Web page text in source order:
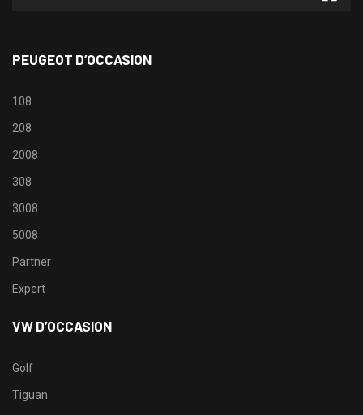
PEUGEOT D’OCCASION
108
208
2008
308
3008
5008
Partner
Expert
VW D’OCCASION
Golf
Tiguan